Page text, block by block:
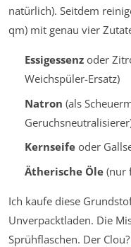
natürlich). Seitdem
qm) mit genau vier
Essigessenzoder
Weichspüler-Ersatz)
Natron (als
Kernseifeoder
Ätherische Öle(nur
Ich kaufe diese
Unverpacktladen. Die
Sprühflaschen. Der